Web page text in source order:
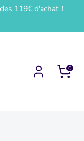
119€ d'achat！
0